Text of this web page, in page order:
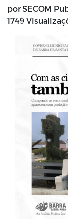
por SECOM
1749